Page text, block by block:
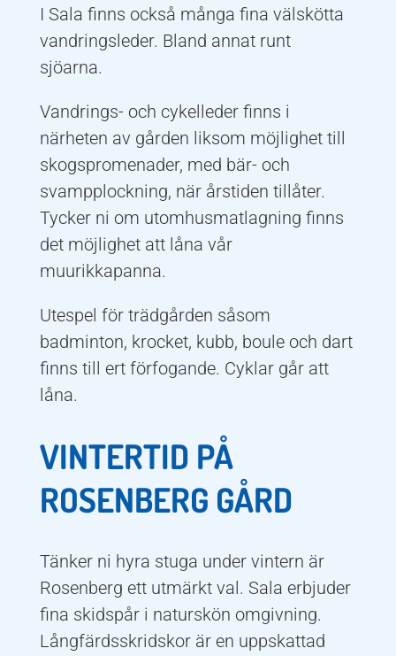
I Sala finns också många fina välskötta
vandringsleder. Bland annat runt
sjöarna.
Vandrings- och cykelleder finns i
närheten av gården liksom möjlighet till
skogspromenader, med bär- och
svampplockning, när årstiden tillåter.
Tycker ni om utomhusmatlagning finns
det möjlighet att låna vår
muurikkapanna.
Utespel för trädgården såsom
badminton, krocket, kubb, boule och dart
finns till ert förfogande. Cyklar går att
låna.
VINTERTID PÅ
ROSENBERG GÅRD
Tänker ni hyra stuga under vintern är
Rosenberg ett utmärkt val. Sala erbjuder
fina skidspår i naturskön omgivning.
Långfärdsskridskor är en uppskattad